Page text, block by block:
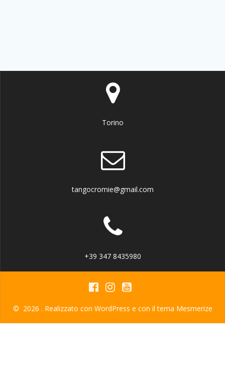
Torino
tangocromie@gmail.com
+39 347 8435980
© 2026 . Realizzato con WordPress e con il tema Mesmerize